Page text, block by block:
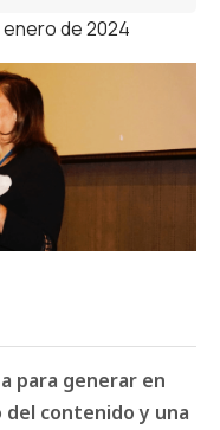
de 2024
para generar en
del contenido y una